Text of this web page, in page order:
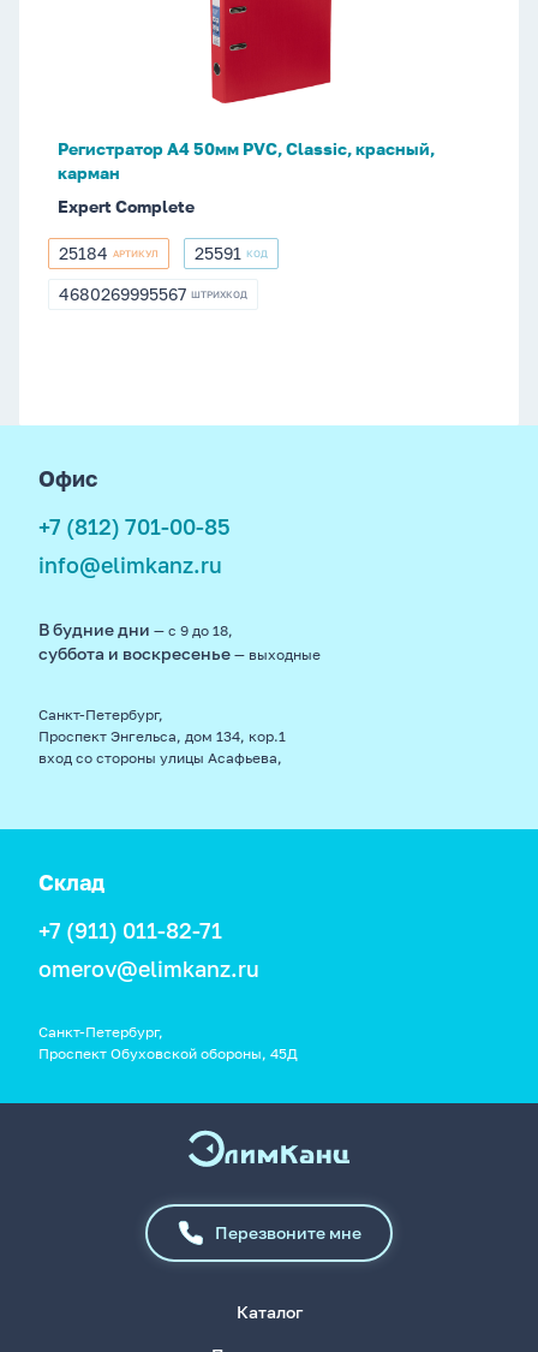
Регистратор А4 50мм PVC, Classic, красный,
карман
Expert Complete
25184
25184 АРТИКУЛ 25591
25591 КОД
4680269995567
4680269995567 ШТРИХКОД
Офис
+7 (812) 701-00-85
info@elimkanz.ru
В будние дни — с 9 до 18,
суббота и воскресенье — выходные
Санкт-Петербург,
Проспект Энгельса, дом 134, кор.1
вход со стороны улицы Асафьева,
Склад
+7 (911) 011-82-71
omerov@elimkanz.ru
Санкт-Петербург,
Проспект Обуховской обороны, 45Д
Перезвоните мне
Каталог